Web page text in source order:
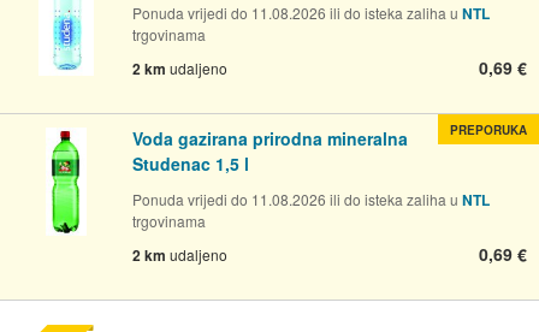
Ponuda vrijedi do 11.08.2026 ili do isteka zaliha u NTL
trgovinama
2 km udaljeno 0,69 €
Voda gazirana prirodna mineralna
Studenac 1,5 l
Ponuda vrijedi do 11.08.2026 ili do isteka zaliha u NTL
trgovinama
2 km udaljeno 0,69 €
PREPORUKA